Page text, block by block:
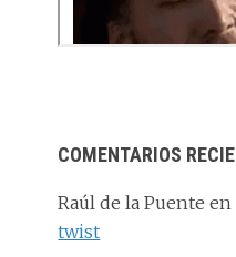
COMENTARIOS
Raúl de la Puente en
twist